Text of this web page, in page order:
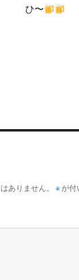
ひ〜
ありません。 ※ が付